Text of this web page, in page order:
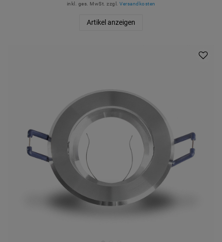
inkl. ges. MwSt. zzgl. Versandkosten
Artikel anzeigen